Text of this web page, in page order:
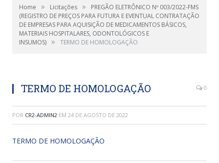
Home » Licitações »
PREGÃO ELETRÔNICO Nº 003/2022-FMS
(REGISTRO DE PREÇOS PARA FUTURA E EVENTUAL CONTRATAÇÃO
DE EMPRESAS PARA AQUISIÇÃO DE MEDICAMENTOS BÁSICOS,
MATERIAIS HOSPITALARES, ODONTOLÓGICOS E
INSUMOS) » TERMO DE HOMOLOGAÇÃO
TERMO DE HOMOLOGAÇÃO 0
POR CR2-ADMIN2 EM 24 DE AGOSTO DE 2022
TERMO DE HOMOLOGAÇÃO